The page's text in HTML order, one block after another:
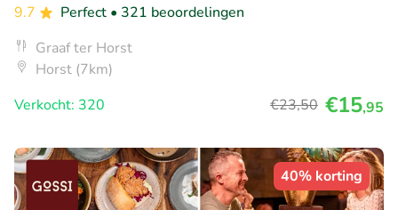
9.7
Perfect • 321 beoordelingen
Graaf ter Horst
Horst (7km)
Verkocht: 320
€23,50 €15,95
40% korting